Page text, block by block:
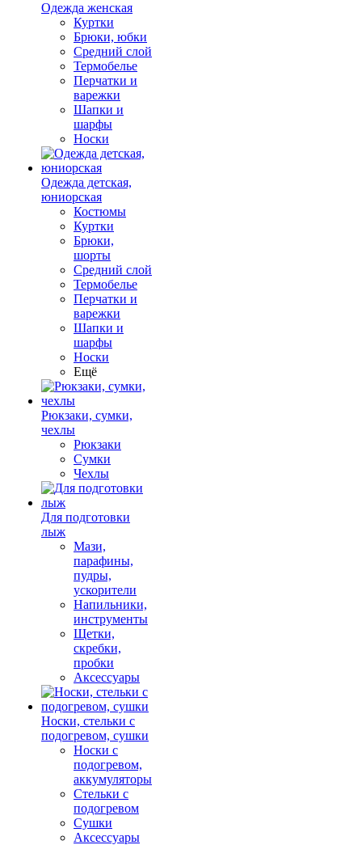
Одежда женская
Куртки
Брюки, юбки
Средний слой
Термобелье
Перчатки и
варежки
Шапки и
шарфы
Носки
Одежда детская,
юниорская
Костюмы
Куртки
Брюки,
шорты
Средний слой
Термобелье
Перчатки и
варежки
Шапки и
шарфы
Носки
Ещё
Рюкзаки, сумки,
чехлы
Рюкзаки
Сумки
Чехлы
Для подготовки
лыж
Мази,
парафины,
пудры,
ускорители
Напильники,
инструменты
Щетки,
скребки,
пробки
Аксессуары
Носки, стельки с
подогревом, сушки
Носки с
подогревом,
аккумуляторы
Стельки с
подогревом
Сушки
Аксессуары